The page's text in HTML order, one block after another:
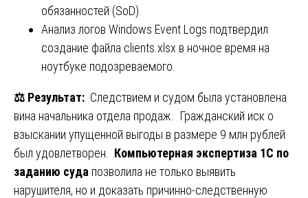
обязанностей (SoD).
Анализ логов Windows Event Logs подтвердил
создание файла clients.xlsx в ночное время на
ноутбуке подозреваемого.
⚖️ Результат: Следствием и судом была установлена
вина начальника отдела продаж. Гражданский иск о
взыскании упущенной выгоды в размере 9 млн рублей
был удовлетворен. Компьютерная экспертиза 1С по
заданию суда позволила не только выявить
нарушителя, но и доказать причинно-следственную